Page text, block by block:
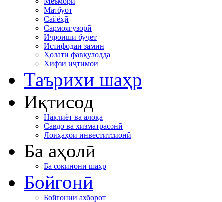
Матбуот
Сайёҳӣ
Сармоягузорӣ
Иҷроиши буҷет
Истифодаи замин
Ҳолати фавқулодда
Хифзи иҷтимоӣ
Таърихи шаҳр
Иқтисод
Нақлиёт ва алоқа
Савдо ва хизматрасонӣ
Лоиҳаҳои инвеститсионӣ
Ба аҳолӣ
Ба сокинони шаҳр
Бойгонӣ
Бойгонии ахборот